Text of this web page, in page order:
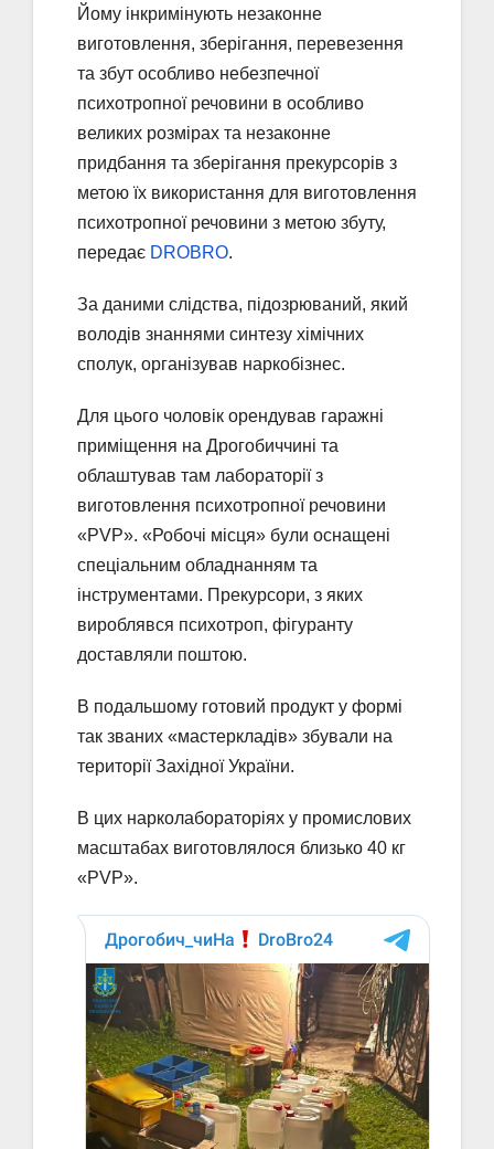
Йому інкримінують незаконне
виготовлення, зберігання, перевезення
та збут особливо небезпечної
психотропної речовини в особливо
великих розмірах та незаконне
придбання та зберігання прекурсорів з
метою їх використання для виготовлення
психотропної речовини з метою збуту,
передає DROBRO.
За даними слідства, підозрюваний, який
володів знаннями синтезу хімічних
сполук, організував наркобізнес.
Для цього чоловік орендував гаражні
приміщення на Дрогобиччині та
облаштував там лабораторії з
виготовлення психотропної речовини
«PVP». «Робочі місця» були оснащені
спеціальним обладнанням та
інструментами. Прекурсори, з яких
вироблявся психотроп, фігуранту
доставляли поштою.
В подальшому готовий продукт у формі
так званих «мастеркладів» збували на
території Західної України.
В цих нарколабораторіях у промислових
масштабах виготовлялося близько 40 кг
«PVP».